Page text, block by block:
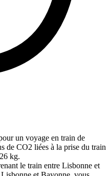
un voyage en train de
de CO2 liées à la prise du train
kg.
le train entre Lisbonne et